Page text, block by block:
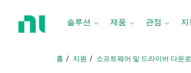
솔루션 제품 관점 지
홈 지원 소프트웨어 및 드라이버 다운